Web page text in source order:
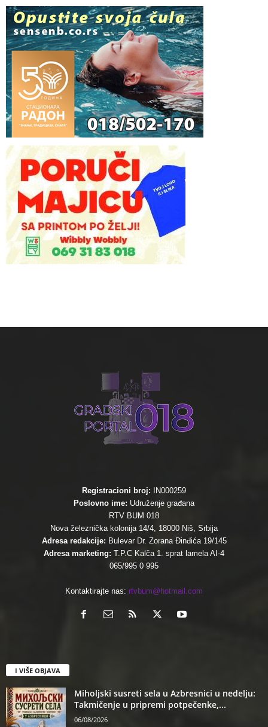
Registracioni broj:
IN000259
Poslovno ime: Udruženje građana
RTV BUM 018
Nova železnička kolonija 14/4, 18000 Niš, Srbija
Adresa redakcije: Bulevar Dr. Zorana Đinđića 19/145
Adresa marketing: T.P.C Kalča 1. sprat lamela AI-4
065/995 0 995
Kontaktirajte nas: rtvbum@hotmail.com
I VIŠE OBJAVA
Miholjski susreti sela u Azbresnici u nedelju:
Takmičenje u pripremi potpečenke,...
06/08/2026